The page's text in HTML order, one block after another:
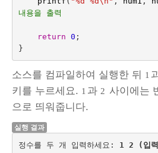
내용을 출력
return 0 ;
}
소스를 컴파일하여 실행한 뒤 1
키를 누르세요. 1 과 2 사이에는
으로 띄워줍니다.
실행 결과
정수를 두 개 입력하세요: 1 2 (입